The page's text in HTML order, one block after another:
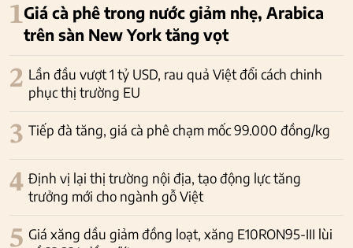
1Giá cà phê trong nước giảm nhẹ, Arabica
trên sàn New York tăng vọt
2 Lần đầu vượt 1 tỷ USD, rau quả Việt đổi cách chinh
phục thị trường EU
3 Tiếp đà tăng, giá cà phê chạm mốc 99.000 đồng/kg
4 Định vị lại thị trường nội địa, tạo động lực tăng
trưởng mới cho ngành gỗ Việt
5 Giá xăng dầu giảm đồng loạt, xăng E10RON95-III lùi